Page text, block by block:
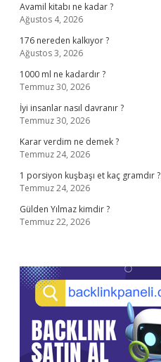
Avamil kitabı ne kadar ?
Ağustos 4, 2026
176 nereden kalkıyor ?
Ağustos 3, 2026
1000 ml ne kadardır ?
Temmuz 30, 2026
İyi insanlar nasıl davranır ?
Temmuz 30, 2026
Karar verdim ne demek ?
Temmuz 24, 2026
1 porsiyon kuşbaşı et kaç gramdır ?
Temmuz 24, 2026
Gülden Yılmaz kimdir ?
Temmuz 22, 2026